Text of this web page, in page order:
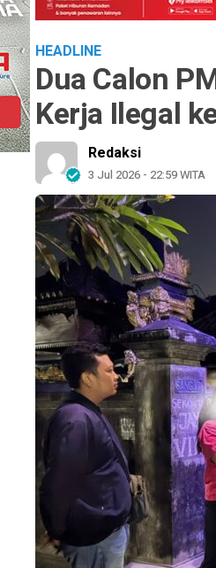
HEADLINE
Dua Calon
Kerja Ilegal
Redaksi
3 Jul 2026 - 22:59 WITA